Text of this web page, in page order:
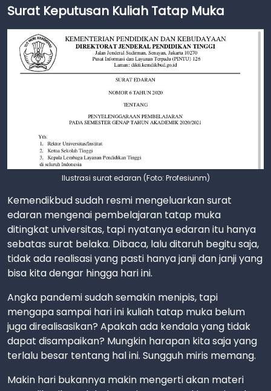
Surat Keputusan Kuliah Tatap Muka
Ilustrasi surat edaran (Foto: Profesiunm)
Kemendikbud sudah resmi mengeluarkan surat
edaran mengenai pembelajaran tatap muka
ditingkat universitas, tapi nyatanya edaran itu hanya
sebatas surat belaka. Dibaca, lalu ditaruh begitu saja,
tidak ada realisasi yang pasti hanya janji dan janji yang
bisa kita dengar hingga hari ini.
Angka pandemi sudah semakin menipis, tapi
mengapa sampai hari ini kuliah tatap muka belum
juga direalisasikan? Apakah ada kendala yang tidak
dapat disampaikan? Mungkin harapan kita saja yang
terlalu besar tentang hal ini. Sungguh miris memang.
Makin hari bukannya makin mengerti akan materi